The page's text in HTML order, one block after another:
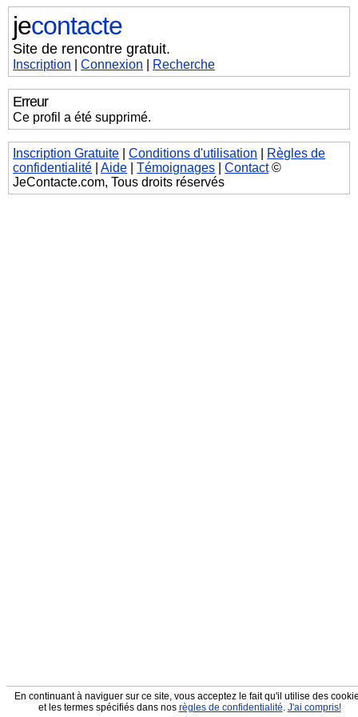
En continuant à naviguer sur ce site, vous acceptez le fait qu'il utilise des
et les termes spécifiés dans nos règles de confidentialité. J'ai compris!
jecontacte
Site de rencontre gratuit.
Inscription |Connexion Recherche
Erreur
Ce profil a été supprimé.
Inscription Gratuite |Conditions d'utilisation
Règles de
confidentialité |Aide |Témoignages |Contact©
JeContacte.com, Tous droits réservés